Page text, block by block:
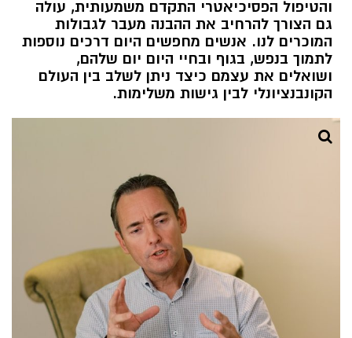
והטיפול הפסיכיאטרי התקדם משמעותית, עולה
גם הצורך להרחיב את ההבנה מעבר לגבולות
המוכרים לנו. אנשים מחפשים היום דרכים נוספות
לתמוך בנפש, בגוף ובחיי היום יום שלהם,
ושואלים את עצמם כיצד ניתן לשלב בין העולם
הקונבנציונלי לבין גישות משלימות.